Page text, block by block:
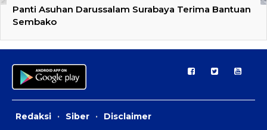
Panti Asuhan Darussalam Surabaya Terima Bantuan
Sembako
Redaksi · Siber · Disclaimer